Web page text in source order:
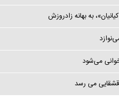
به بهانه زادروزش
می‌شود